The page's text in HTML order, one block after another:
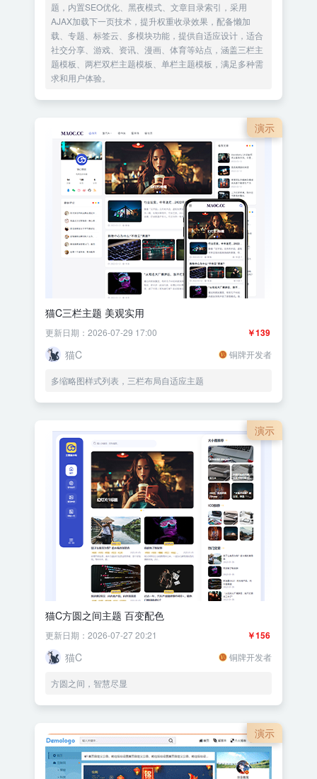
题，内置SEO优化、黑夜模式、文章目录索引，采用
AJAX加载下一页技术，提升权重收录效果，配备懒加
载、专题、标签云、多模块功能，提供自适应设计，适合
社交分享、游戏、资讯、漫画、体育等站点，涵盖三栏主
题模板、两栏双栏主题模板、单栏主题模板，满足多种需
求和用户体验。
演示
猫C三栏主题 美观实用
￥139
更新日期：2026-07-29 17:00
猫C 铜牌开发者
多缩略图样式列表，三栏布局自适应主题
演示
猫C方圆之间主题 百变配色
￥156
更新日期：2026-07-27 20:21
猫C 铜牌开发者
方圆之间，智慧尽显
演示